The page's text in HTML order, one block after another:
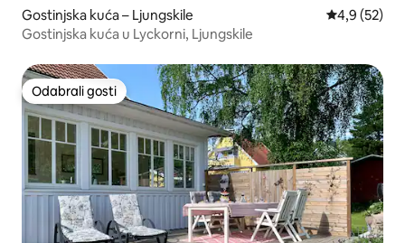
Gostinjska kuća – Ljungskile Prosječna
4,9 (52)
Gostinjska kuća u Lyckorni, Ljungskile
Odabrali gosti
Odabrali gosti